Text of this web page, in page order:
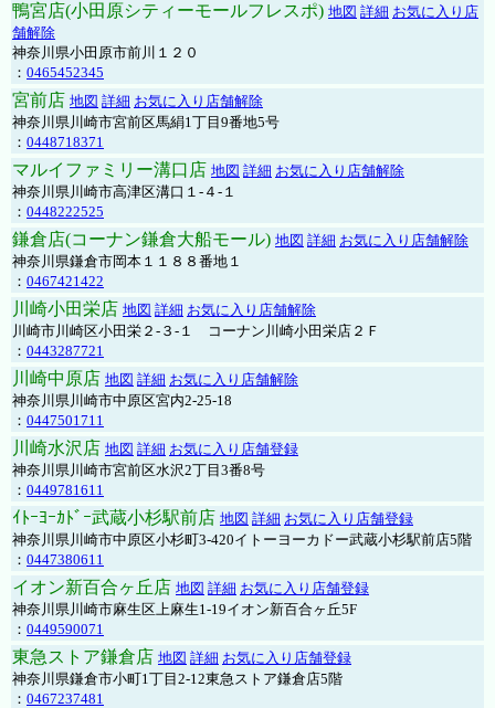
鴨宮店(小田原シティーモールフレスポ) 地図 詳細 お気に入り店
舗解除
神奈川県小田原市前川１２０
： 0465452345
宮前店 地図 詳細 お気に入り店舗解除
神奈川県川崎市宮前区馬絹1丁目9番地5号
： 0448718371
マルイファミリー溝口店 地図 詳細 お気に入り店舗解除
神奈川県川崎市高津区溝口１-４-１
： 0448222525
鎌倉店(コーナン鎌倉大船モール) 地図 詳細 お気に入り店舗解除
神奈川県鎌倉市岡本１１８８番地１
： 0467421422
川崎小田栄店 地図 詳細 お気に入り店舗解除
川崎市川崎区小田栄２‐３‐１ コーナン川崎小田栄店２Ｆ
： 0443287721
川崎中原店 地図 詳細 お気に入り店舗解除
神奈川県川崎市中原区宮内2-25-18
： 0447501711
川崎水沢店 地図 詳細 お気に入り店舗登録
神奈川県川崎市宮前区水沢2丁目3番8号
： 0449781611
ｲﾄｰﾖｰｶﾄﾞｰ武蔵小杉駅前店 地図 詳細 お気に入り店舗登録
神奈川県川崎市中原区小杉町3-420イトーヨーカドー武蔵小杉駅前店5階
： 0447380611
イオン新百合ヶ丘店 地図 詳細 お気に入り店舗登録
神奈川県川崎市麻生区上麻生1-19イオン新百合ヶ丘5F
： 0449590071
東急ストア鎌倉店 地図 詳細 お気に入り店舗登録
神奈川県鎌倉市小町1丁目2-12東急ストア鎌倉店5階
： 0467237481